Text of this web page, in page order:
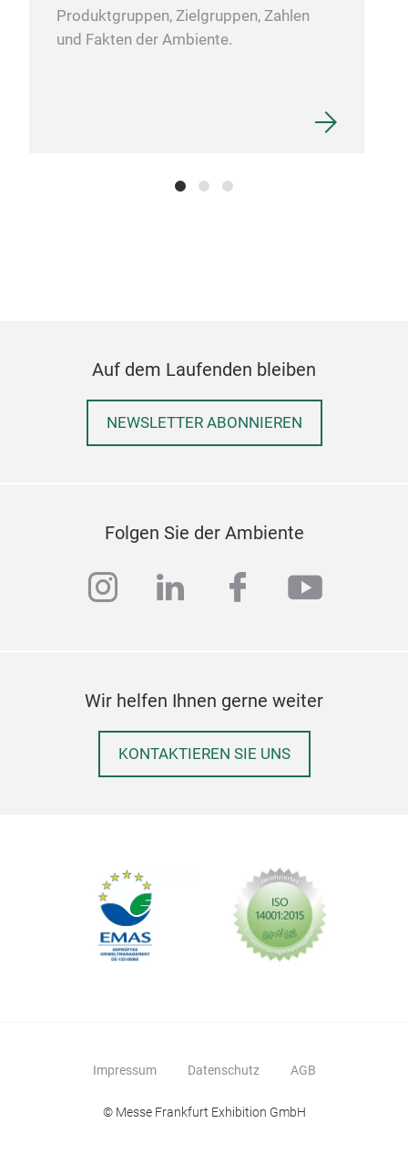
Produktgruppen, Zielgruppen, Zahlen
und Fakten der Ambiente.
Auf dem Laufenden bleiben
NEWSLETTER ABONNIEREN
Folgen Sie der Ambiente
instagram
linkedinfacebook
Wir helfen Ihnen gerne weiter
KONTAKTIEREN SIE UNS
Impressum Datenschutz AGB
© Messe Frankfurt Exhibition GmbH